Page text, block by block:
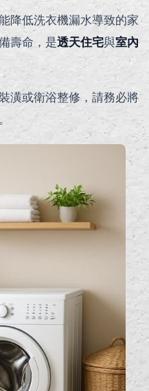
降低洗衣機漏水導致的家
壽命，是透天住宅與室內
潢或衛浴整修，請務必將